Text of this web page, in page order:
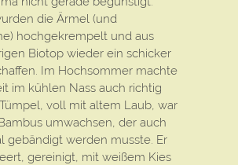
die Ärmel (und
hochgekrempelt und aus
Biotop wieder ein schicker
Im Hochsommer machte
im kühlen Nass auch richtig
voll mit altem Laub, war
umwachsen, der auch
gebändigt werden musste. Er
gereinigt, mit weißem Kies